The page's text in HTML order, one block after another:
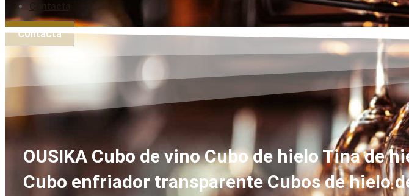
Contacta
Contacta
OUSIKA Cubo de vino Cubo de hielo Tina de
Cubo enfriador transparente Cubos de hielo